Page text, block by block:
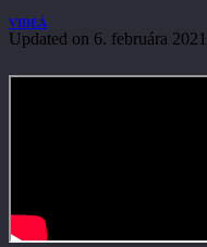
VIDEÁ
Updated on 6. februára 2021